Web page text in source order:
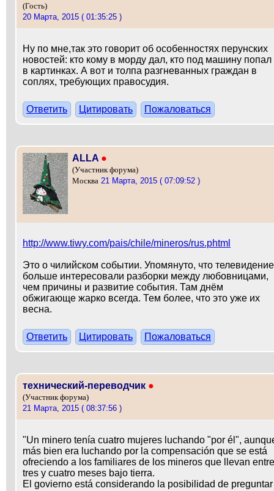
(Гость)
20 Марта, 2015 ( 01:35:25 )
Ну по мне,так это говорит об особенностях перунских
новостей: кто кому в морду дал, кто под машину попал
в картинках. А вот и толпа разгневанных граждан в
соплях, требующих правосудия.
Ответить Цитировать Пожаловаться
ALLA ●
(Участник форума)
Москва 21 Марта, 2015 ( 07:09:52 )
http://www.tiwy.com/pais/chile/mineros/rus.phtml
Это о чилийском событии. Упомянуто, что телевидение
больше интересовали разборки между любовницами,
чем причины и развитие события. Там днём
обжигающе жарко всегда. Тем более, что это уже их
весна.
Ответить Цитировать Пожаловаться
технический-переводчик ●
(Участник форума)
21 Марта, 2015 ( 08:37:56 )
"Un minero tenía cuatro mujeres luchando "por él",
más bien era luchando por la compensación que se está
ofreciendo a los familiares de los mineros que llevan entre
tres y cuatro meses bajo tierra.
El govierno está considerando la posibilidad de preguntar